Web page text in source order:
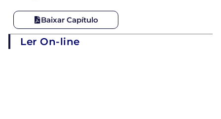
Baixar Capítulo
Ler On-line